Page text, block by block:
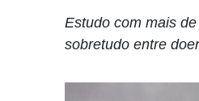
Estudo com mais
sobretudo entre